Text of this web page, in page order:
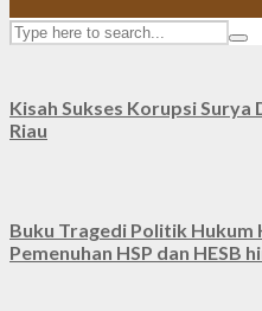
Kisah Sukses Korupsi
Riau
Buku Tragedi Politik Hukum
Pemenuhan HSP dan HESB